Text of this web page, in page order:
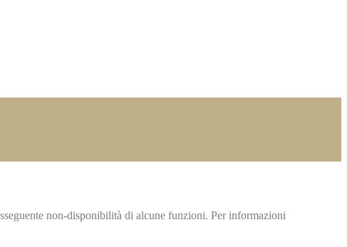
non-disponibilità di alcune funzioni. Per informazioni